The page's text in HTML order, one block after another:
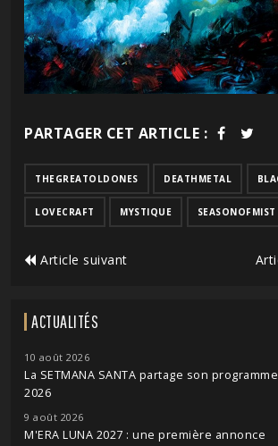
PARTAGER CET ARTICLE :
THEGREATOLDONES DEATHMETAL
LOVECRAFT MYSTIQUE SEASONOFMIST
Article suivant
ACTUALITÉS
10 août 2026
La SETMANA SANTA partage son
2026
9 août 2026
M'ERA LUNA 2027 : une première annonce